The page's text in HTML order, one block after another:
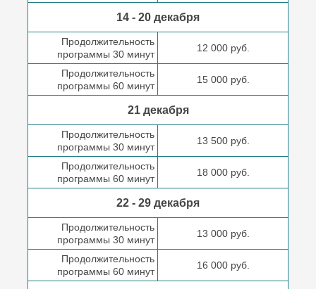
14 - 20 декабря
Продолжительность
программы 30 минут
12 000 руб.
Продолжительность
программы 60 минут
15 000 руб.
21 декабря
Продолжительность
программы 30 минут
13 500 руб.
Продолжительность
программы 60 минут
18 000 руб.
22 - 29 декабря
Продолжительность
программы 30 минут
13 000 руб.
Продолжительность
программы 60 минут
16 000 руб.